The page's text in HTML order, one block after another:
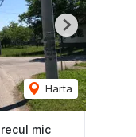
Harta
Next
mic